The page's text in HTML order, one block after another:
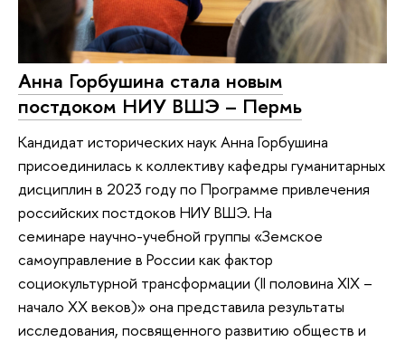
Анна Горбушина стала новым
постдоком НИУ ВШЭ – Пермь
Кандидат исторических наук Анна Горбушина
присоединилась к коллективу кафедры гуманитарных
дисциплин в 2023 году по Программе привлечения
российских постдоков НИУ ВШЭ. На
семинаре научно-учебной группы «Земское
самоуправление в России как фактор
социокультурной трансформации (II половина XIX –
начало XX веков)» она представила результаты
исследования, посвященного развитию обществ и